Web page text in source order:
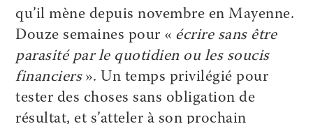
qu’il mène depuis novembre en Mayenne.
Douze semaines pour « écrire sans être
parasité par le quotidien ou les soucis
financiers». Un temps privilégié pour
tester des choses sans obligation de
résultat, et s’atteler à son prochain